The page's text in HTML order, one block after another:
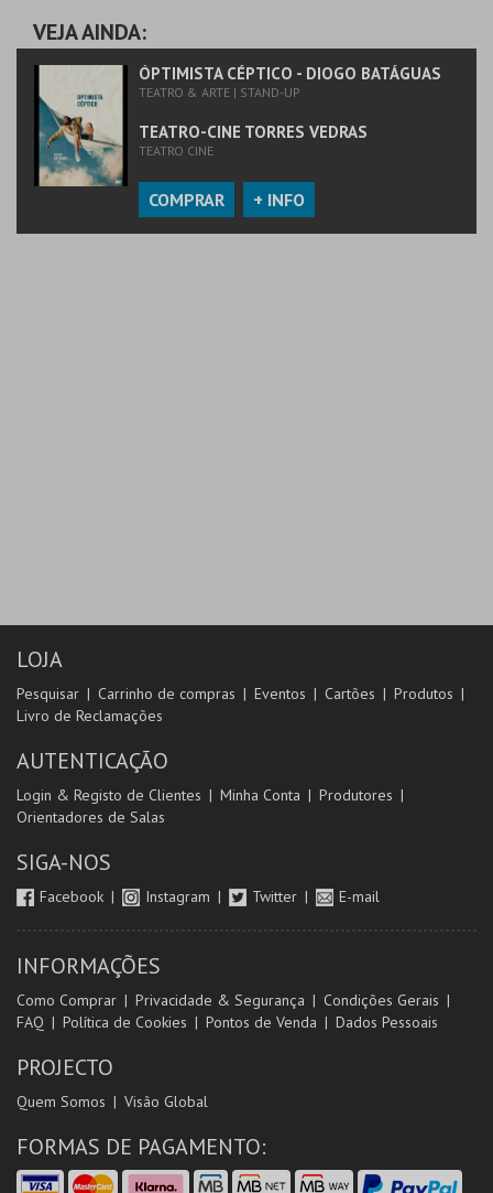
COMPRAR
VEJA AINDA:
ÓPTIMISTA CÉPTICO - DIOGO BATÁGUAS
TEATRO & ARTE | STAND-UP
TEATRO-CINE TORRES VEDRAS
TEATRO CINE
COMPRAR + INFO
LOJA
Pesquisar Carrinho de compras Eventos Cartões
Produtos
Livro de Reclamações
AUTENTICAÇÃO
Login & Registo de Clientes Minha Conta
Produtores
Orientadores de Salas
SIGA-NOS
Facebook Instagram Twitter E-mail
INFORMAÇÕES
Como Comprar Privacidade & Segurança
Condições Gerais
FAQ
Política de Cookies Pontos de Venda Dados Pessoais
PROJECTO
Quem Somos Visão Global
FORMAS DE PAGAMENTO: